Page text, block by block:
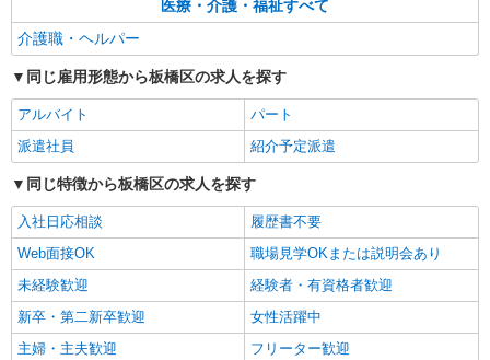
医療・介護・福祉すべて
介護職・ヘルパー
同じ雇用形態から板橋区の求人を探す
アルバイト
パート
派遣社員
紹介予定派遣
同じ特徴から板橋区の求人を探す
入社日応相談
履歴書不要
Web面接OK
職場見学OKまたは説明会あり
未経験歓迎
経験者・有資格者歓迎
新卒・第二新卒歓迎
女性活躍中
主婦・主夫歓迎
フリーター歓迎